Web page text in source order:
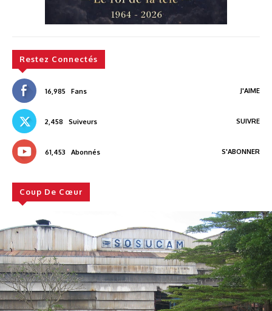
Restez Connectés
16,985 Fans J'AIME
2,458 Suiveurs SUIVRE
61,453 Abonnés S'ABONNER
Coup De Cœur